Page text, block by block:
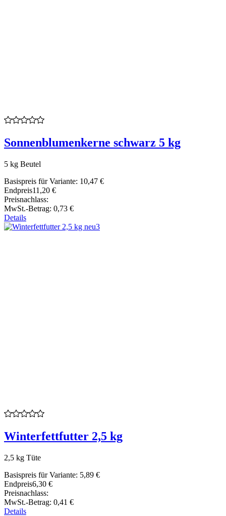
Sonnenblumenkerne schwarz 5 kg
5 kg Beutel
Basispreis für Variante: 10,47 €
Endpreis11,20 €
Preisnachlass:
MwSt.-Betrag: 0,73 €
Details
Winterfettfutter 2,5 kg
2,5 kg Tüte
Basispreis für Variante: 5,89 €
Endpreis6,30 €
Preisnachlass:
MwSt.-Betrag: 0,41 €
Details